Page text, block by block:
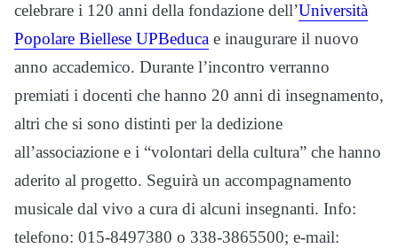
celebrare i 120 anni della fondazione dell’Università
Popolare Biellese UPBeduca e inaugurare il nuovo
anno accademico. Durante l’incontro verranno
premiati i docenti che hanno 20 anni di insegnamento,
altri che si sono distinti per la dedizione
all’associazione e i “volontari della cultura” che hanno
aderito al progetto. Seguirà un accompagnamento
musicale dal vivo a cura di alcuni insegnanti. Info:
telefono: 015-8497380 o 338-3865500; e-mail: